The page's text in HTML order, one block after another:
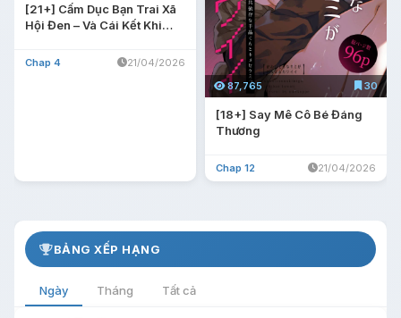
[21+] Cấm Dục Bạn Trai Xã
Hội Đen – Và Cái Kết Khi
Chap 4
21/04/2026
87,765
30
[18+] Say Mê Cô Bé Đáng
Thương
Chap 12 21/04/2026
BẢNG XẾP HẠNG
Ngày Tháng Tất cả